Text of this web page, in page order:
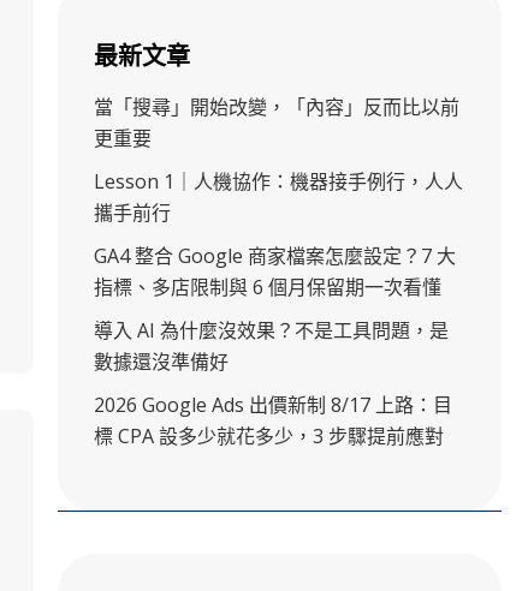
最新文章
當「搜尋」開始改變，「內容」反而比以前
更重要
Lesson 1｜人機協作：機器接手例行，人人
攜手前行
GA4 整合 Google 商家檔案怎麼設定？7 大
指標、多店限制與 6 個月保留期一次看懂
導入 AI 為什麼沒效果？不是工具問題，是
數據還沒準備好
2026 Google Ads 出價新制 8/17 上路：目
標 CPA 設多少就花多少，3 步驟提前應對